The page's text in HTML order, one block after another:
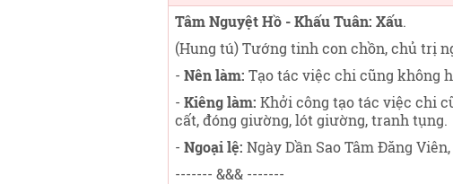
Tâm Nguyệt Hồ - Khấu Tuân: Xấu.
(Hung tú) Tướng tinh con chồn, chủ trị
- Nên làm: Tạo tác việc chi cũng không
- Kiêng làm: Khởi công tạo tác việc chi
cất, đóng giường, lót giường, tranh tụng.
- Ngoại lệ: Ngày Dần Sao Tâm Đăng
------- &&& -------